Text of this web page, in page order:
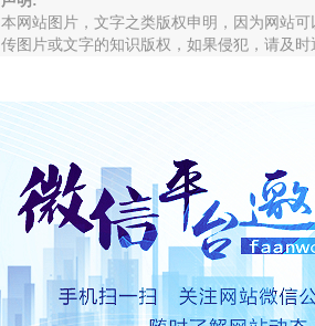
本网站图片，文字之类版权申明，因为网站
传图片或文字的知识版权，如果侵犯，请及